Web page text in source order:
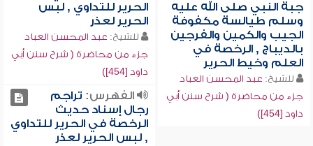
جبة النبي صلى الله عليه
وسلم طيالسة مكفوفة
الجيب والكمين والفرجين
بالديباج , الرخصة في
العلم وخيط الحرير
للشيخ: عبد المحسن العباد
جزء من محاضرة ( شرح سنن أبي
داود [454])
الحرير للتداوي , لبس
الحرير لعذر
للشيخ: عبد المحسن العباد
جزء من محاضرة ( شرح سنن أبي
داود [454])
الفهرس: تراجم
رجال إسناد حديث
الرخصة في الحرير للتداوي
, لبس الحرير لعذر